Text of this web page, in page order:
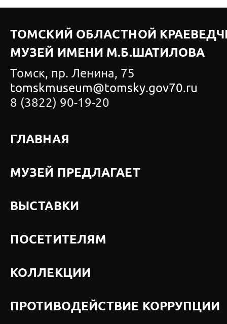
ТОМСКИЙ ОБЛАСТНОЙ
МУЗЕЙ ИМЕНИ М.Б.ШАТИЛОВА
Томск, пр. Ленина, 75
tomskmuseum@tomsky.gov70.ru
8 (3822) 90-19-20
ГЛАВНАЯ
МУЗЕЙ ПРЕДЛАГАЕТ
ВЫСТАВКИ
ПОСЕТИТЕЛЯМ
КОЛЛЕКЦИИ
ПРОТИВОДЕЙСТВИЕ КОРРУПЦИИ